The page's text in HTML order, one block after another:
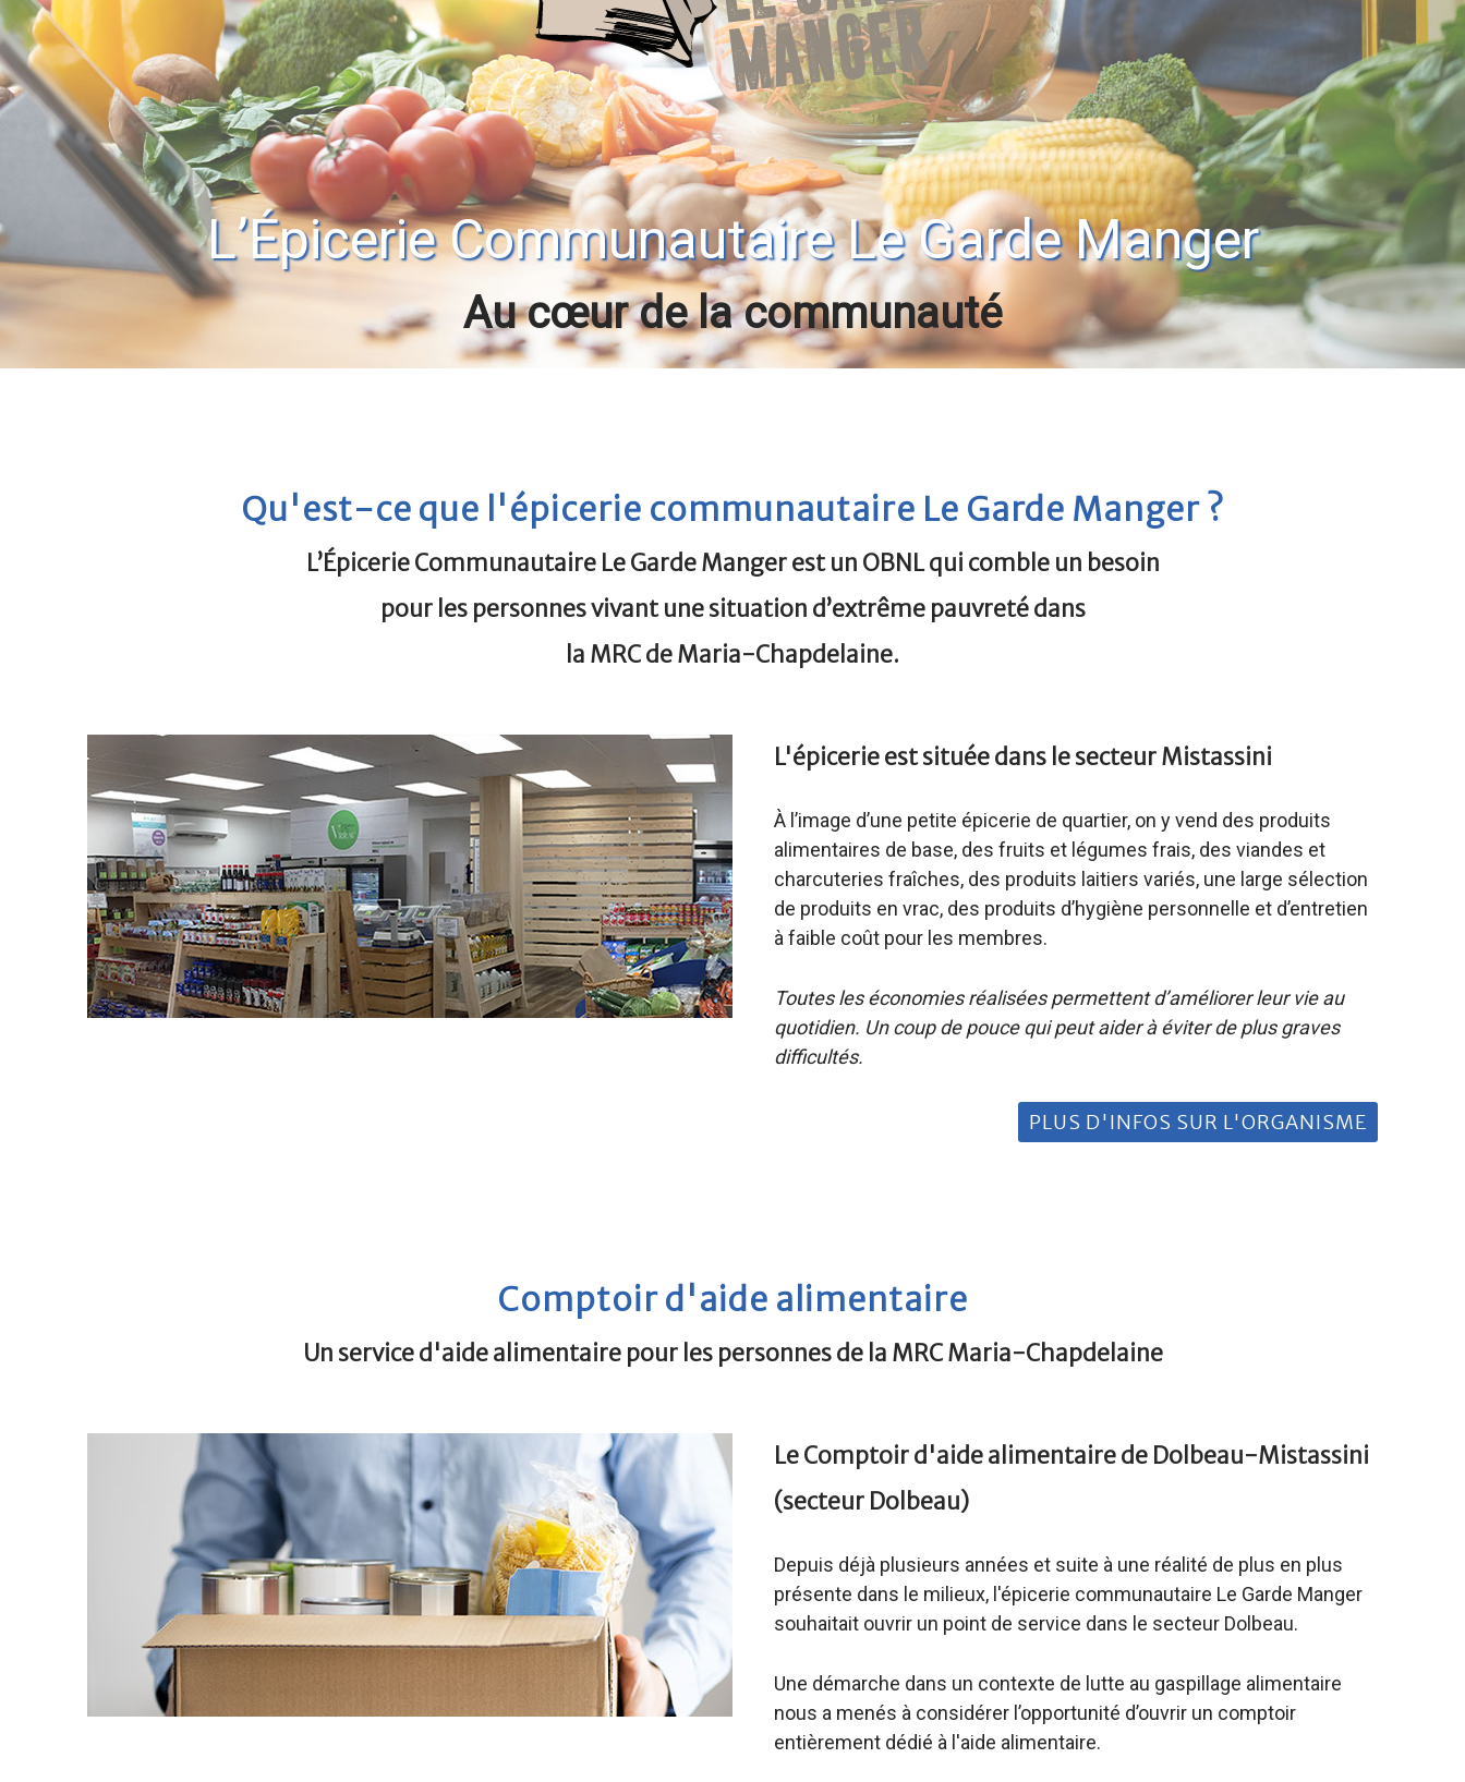
L’Épicerie Communautaire Le Garde Manger
Au cœur de la communauté
Qu'est-ce que l'épicerie communautaire Le Garde Manger ?
L’Épicerie Communautaire Le Garde Mangerest un OBNL qui comble un besoin
pour les personnes vivant une situation d’extrême pauvreté dans
la MRC de Maria-Chapdelaine.
L'épicerie est située dans le secteur Mistassini
À l’image d’une petite épicerie de quartier, on y vend des produits
alimentaires de base, des fruits et légumes frais, des viandes et
charcuteries fraîches, des produits laitiers variés, une large sélection
de produits en vrac, des produits d’hygiène personnelle et d’entretien
à faible coût pour les membres.
Toutes les économies réalisées permettent d’améliorer leur vie au
quotidien. Un coup de pouce qui peut aider à éviter de plus graves
difficultés.
PLUS D'INFOS SUR L'ORGANISME
Comptoir d'aide alimentaire
Un service d'aide alimentaire pour les personnes de la MRC Maria-Chapdelaine
Le Comptoir d'aide alimentaire de Dolbeau-Mistassini
(secteur Dolbeau)
Depuis déjà plusieurs années et suite à une réalité de plus en plus
présente dans le milieux, l'épicerie communautaire Le Garde Manger
souhaitait ouvrir un point de service dans le secteur Dolbeau.
Une démarche dans un contexte de lutte au gaspillage alimentaire
nous a menés à considérer l’opportunité d’ouvrir un comptoir
entièrement dédié à l'aide alimentaire.